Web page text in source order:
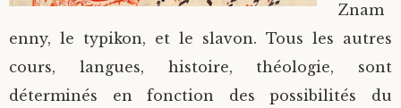
Znam
enny, le typikon, et le slavon. Tous les autres
cours, langues, histoire, théologie, sont
déterminés en fonction des possibilités du